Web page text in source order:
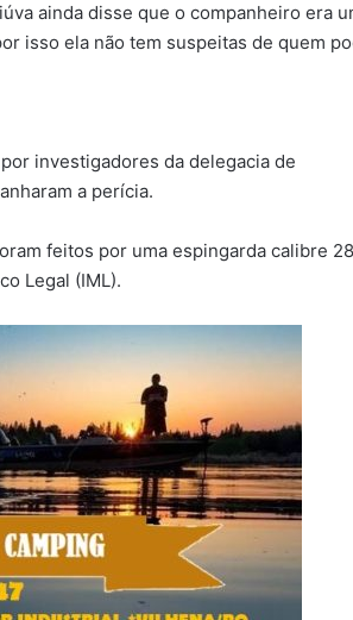
ainda disse que o companheiro era
isso ela não tem suspeitas de quem
investigadores da delegacia de
a perícia.
feitos por uma espingarda calibre
Legal (IML).